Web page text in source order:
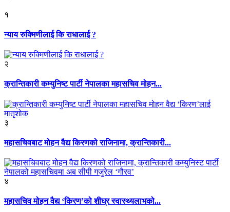
१
न्याय रुक्मिणीलाई कि राधालाई ?
२
क्रान्तिकारी कम्युनिष्ट पार्टी नेपालका महासचिव मोहन...
३
महासचिवबाट मोहन वैद्य किरणको राजिनामा, क्रान्तिकारी...
४
महासचिव मोहन वैद्य ‘किरण’को शीघ्र स्वास्थ्यलाभको...